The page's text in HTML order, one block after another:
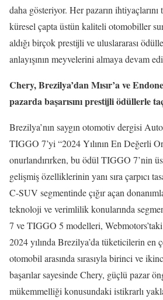
daha gösteriyor. Her pazarın
küresel çapta üstün kaliteli otomobiller
aldığı birçok prestijli ve uluslararası
anlayışının meyvelerini almaya devam
Chery, Brezilya’dan Mısır’a ve
pazarda başarısını prestijli ödüllerle
Brezilya’nın saygın otomotiv dergisi
TIGGO 7’yi “2024 Yılının En Değerli
onurlandırırken, bu ödül TIGGO 7’nin
gelişmiş özelliklerinin yanı sıra çarpıcı
C-SUV segmentinde çığır açan
teknoloji ve verimlilik konularında
7 ve TIGGO 5 modelleri,
2024 yılında Brezilya’da tüketicilerin en
otomobil arasında sırasıyla birinci ve
başarılar sayesinde Chery, güçlü pazar
mükemmelliği konusundaki istikrarlı